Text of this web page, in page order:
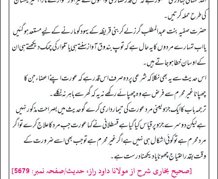
کی طرح حملہ کرتیں۔
حضرت صفیہ بنت عبدالمطلب گرز لے کر بنی قریظہ کے یہود کو مارنے کے لیے مستعد ہو گئیں
یا اب تمہارے مردوں کا یہ حال ہے کہ توپ بندوق آواز سنتے ہی یا تلوار کی چمک دیکھتے ہی ان
کے اوسان خطا ہو جاتے ہیں۔
اس حدیث سے یہ بھی نکلا کہ شرعی پردہ صرف اس قدر ہے کہ عورت اپنے اعضاء جن کا
چھپانا غیر محرم سے فرض ہے وہ چھپائے رکھے نہ یہ کہ گھر سے باہر نہ نکلے۔
ترجمہ باب کا ایک جزو یعنی مرد عورت کی تیمار داری کرے گو حدیث میں بصراحت مذکور نہیں
ہے لیکن دوسرے جزو پر قیاس کیا گیا ہے قسطلانی نے کہا عورت جب مرد کا علاج کرے تو اگر
مرد محرم ہے توکوئی اشکال ہی نہیں ہے اگر غیر محرم ہے تو جب بھی اسے ضرورت کے
وقت بقدر احتیاج چھونا یا دیکھنا درست ہے۔
[صحیح بخاری شرح از مولانا داود راز، حدیث/صفحہ نمبر: 5679]